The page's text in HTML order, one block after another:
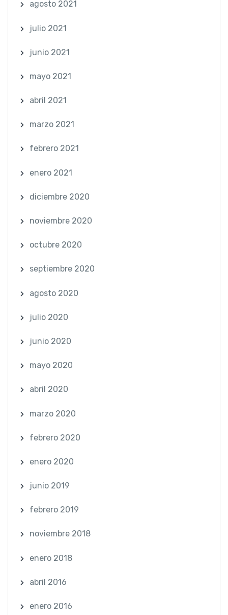
agosto 2021
julio 2021
junio 2021
mayo 2021
abril 2021
marzo 2021
febrero 2021
enero 2021
diciembre 2020
noviembre 2020
octubre 2020
septiembre 2020
agosto 2020
julio 2020
junio 2020
mayo 2020
abril 2020
marzo 2020
febrero 2020
enero 2020
junio 2019
febrero 2019
noviembre 2018
enero 2018
abril 2016
enero 2016